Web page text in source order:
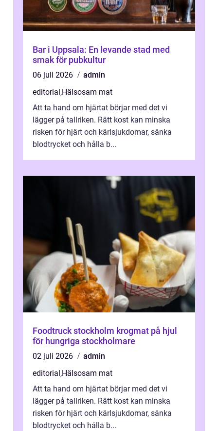
Bar i Uppsala: En levande stad med
smak för pubkultur
06 juli 2026
admin
editorial,Hälsosam mat
Att ta hand om hjärtat börjar med det vi
lägger på tallriken. Rätt kost kan minska
risken för hjärt och kärlsjukdomar, sänka
blodtrycket och hålla b...
Foodtruck stockholm krogmat på hjul
för hungriga stockholmare
02 juli 2026
admin
editorial,Hälsosam mat
Att ta hand om hjärtat börjar med det vi
lägger på tallriken. Rätt kost kan minska
risken för hjärt och kärlsjukdomar, sänka
blodtrycket och hålla b...